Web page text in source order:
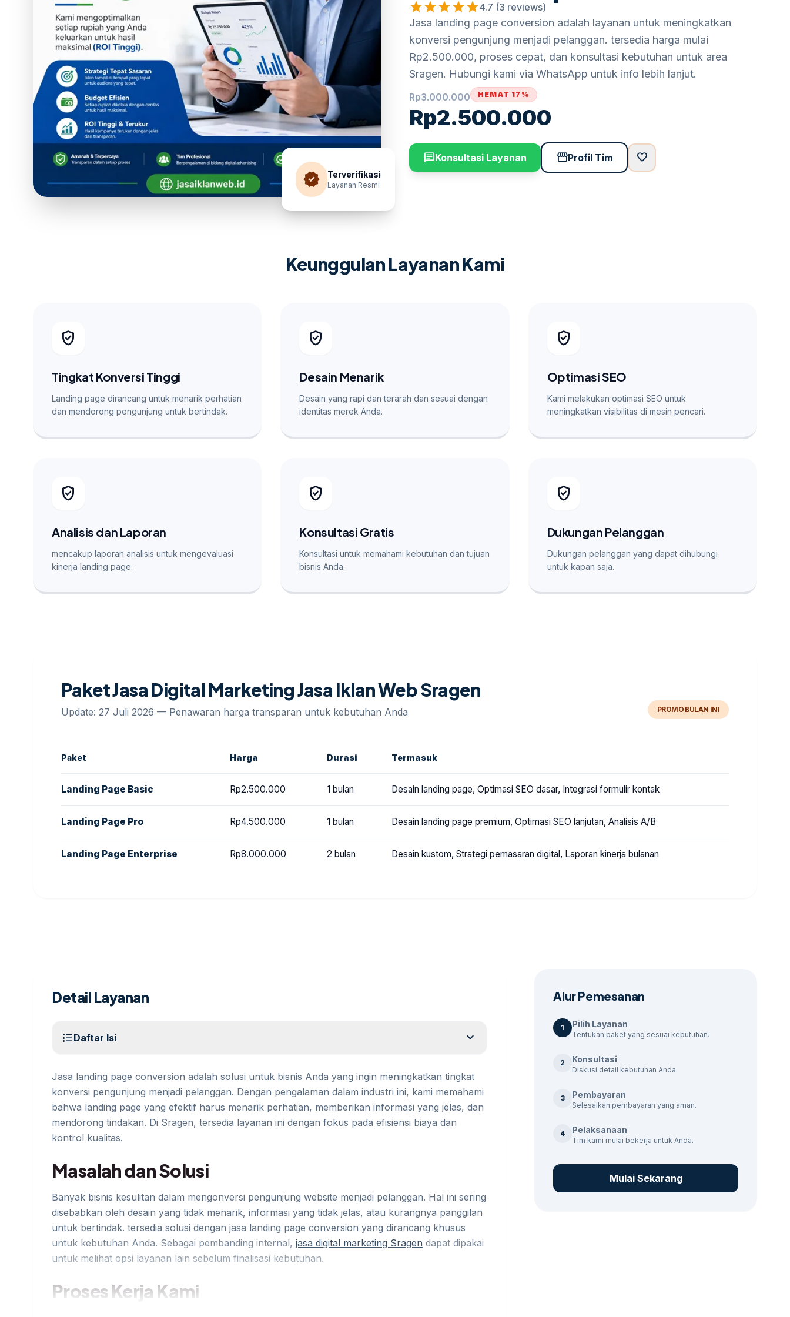
verified Terverifikasi
Layanan Resmi
starstarstarstarstar4.7 (3 reviews)
Jasa landing page conversion adalah layanan untuk meningkatkan
konversi pengunjung menjadi pelanggan. tersedia harga mulai
Rp2.500.000, proses cepat, dan konsultasi kebutuhan untuk area
Sragen. Hubungi kami via WhatsApp untuk info lebih lanjut.
Rp3.000.000
Rp2.500.000
HEMAT 17%
chatKonsultasi Layanan storefrontProfil Tim favorite
Keunggulan Layanan Kami
verified_user
Tingkat Konversi Tinggi
Landing page dirancang untuk menarik perhatian
dan mendorong pengunjung untuk bertindak.
verified_user
Desain Menarik
Desain yang rapi dan terarah dan sesuai dengan
identitas merek Anda.
verified_user
Optimasi SEO
Kami melakukan optimasi SEO untuk
meningkatkan visibilitas di mesin pencari.
verified_user
Analisis dan Laporan
mencakup laporan analisis untuk mengevaluasi
kinerja landing page.
verified_user
Konsultasi Gratis
Konsultasi untuk memahami kebutuhan dan tujuan
bisnis Anda.
verified_user
Dukungan Pelanggan
Dukungan pelanggan yang dapat dihubungi
untuk kapan saja.
Paket Jasa Digital Marketing Jasa Iklan Web Sragen
Update: 27 Juli 2026 — Penawaran harga transparan untuk kebutuhan Anda PROMO BULAN INI
Paket Harga Durasi Termasuk
Landing Page Basic Rp2.500.000 1 bulan Desain landing page, Optimasi SEO dasar, Integrasi formulir kontak
Landing Page Pro Rp4.500.000 1 bulan Desain landing page premium, Optimasi SEO lanjutan, Analisis A/B
Landing Page Enterprise Rp8.000.000 2 bulan Desain kustom, Strategi pemasaran digital, Laporan kinerja bulanan
Detail Layanan
format_list_bulleted Daftar Isi expand_more
Jasa landing page conversion adalah solusi untuk bisnis Anda yang ingin meningkatkan tingkat
konversi pengunjung menjadi pelanggan. Dengan pengalaman dalam industri ini, kami memahami
bahwa landing page yang efektif harus menarik perhatian, memberikan informasi yang jelas, dan
mendorong tindakan. Di Sragen, tersedia layanan ini dengan fokus pada efisiensi biaya dan
kontrol kualitas.
Masalah dan Solusi
Banyak bisnis kesulitan dalam mengonversi pengunjung website menjadi pelanggan. Hal ini sering
disebabkan oleh desain yang tidak menarik, informasi yang tidak jelas, atau kurangnya panggilan
untuk bertindak. tersedia solusi dengan jasa landing page conversion yang dirancang khusus
untuk kebutuhan Anda. Sebagai pembanding internal, jasa digital marketing Sragen dapat dipakai
untuk melihat opsi layanan lain sebelum finalisasi kebutuhan.
Proses Kerja Kami
Alur Pemesanan
1 Pilih Layanan
Tentukan paket yang sesuai kebutuhan.
2 Konsultasi
Diskusi detail kebutuhan Anda.
3 Pembayaran
Selesaikan pembayaran yang aman.
4 Pelaksanaan
Tim kami mulai bekerja untuk Anda.
Mulai Sekarang